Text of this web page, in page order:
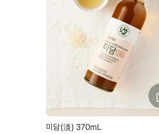
미담(淡) 370mL